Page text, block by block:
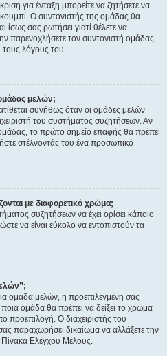
για ένταξη μπορείτε να ζητήσετε να
Ο συντονιστής της ομάδας θα
ίσως σας ρωτήσει γιατί θέλετε να
παρενοχλήσετε τον συντονιστή ομάδας
τους λόγους του.
μελών;
συνήθως όταν οι ομάδες μελών
του συστήματος συζητήσεων. Αν
ομάδας, το πρώτο σημείο επαφής θα πρέπει
στέλνοντάς του ένα προσωπικό
με διαφορετικό χρώμα;
συζητήσεων να έχει ορίσει κάποιο
να είναι εύκολο να εντοπιστούν τα
ομάδα μελών, η προεπιλεγμένη σας
ποια ομάδα θα πρέπει να δείξει το χρώμα
προεπιλογή. Ο διαχειριστής του
παραχωρήσει δικαίωμα να αλλάξετε την
Ελέγχου Μέλους.